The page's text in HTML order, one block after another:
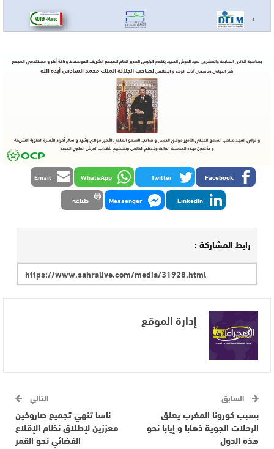
Facebook
Twitter
WhatsApp
Email
LinkedIn
Messenger طباعة
رابط المشاركة :
إدارة الموقع
السابق
بسبب كورونا المغرب يعلق
الرحلات الجوية ذهابا و إيابا نحو
هذه الدول
التالي
ناسا تنهي تجميع صاروخين
معززين لإطلاق نظام الإقلاع
الفضائي نحو القمر